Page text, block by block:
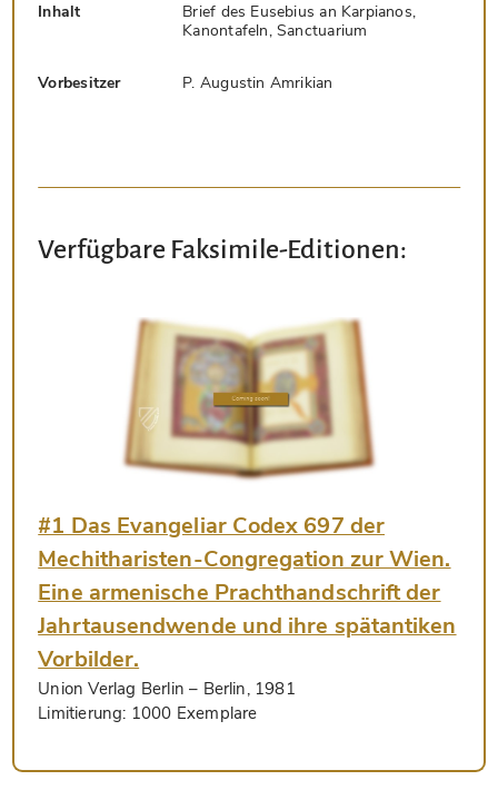
Inhalt
Brief des Eusebius an Karpianos,
Kanontafeln, Sanctuarium
Vorbesitzer P. Augustin Amrikian
Verfügbare Faksimile-Editionen:
#1 Das Evangeliar Codex 697 der
Mechitharisten-Congregation zur Wien.
Eine armenische Prachthandschrift der
Jahrtausendwende und ihre spätantiken
Vorbilder.
Union Verlag Berlin – Berlin, 1981
Limitierung: 1000 Exemplare